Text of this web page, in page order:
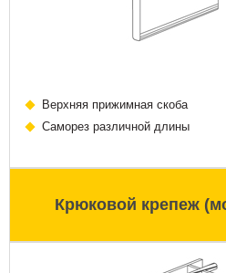
Верхняя прижимная скоба
Саморез различной длины
Крюковой крепеж